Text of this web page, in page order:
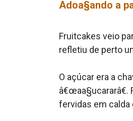
Adoa§ando a
Fruitcakes veio
refletiu de perto
O açúcar era a
fervidas em calda